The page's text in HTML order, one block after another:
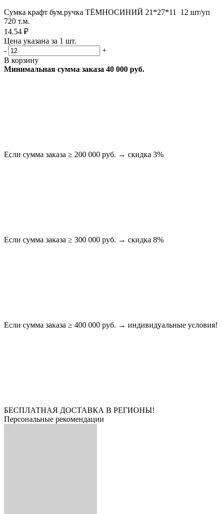
Сумка крафт бум.ручка ТЁМНОСИНИЙ 21*27*11 12 шт/уп
720 т.м.
14.54 ₽
Цена указана за 1 шт.
-
+
В корзину
Минимальная сумма заказа 40 000 руб.
Если сумма заказа ≥ 200 000 руб. → скидка 3%
Если сумма заказа ≥ 300 000 руб. → скидка 8%
Если сумма заказа ≥ 400 000 руб. → индивидуальные условия!
БЕСПЛАТНАЯ ДОСТАВКА В РЕГИОНЫ!
Персональные рекомендации